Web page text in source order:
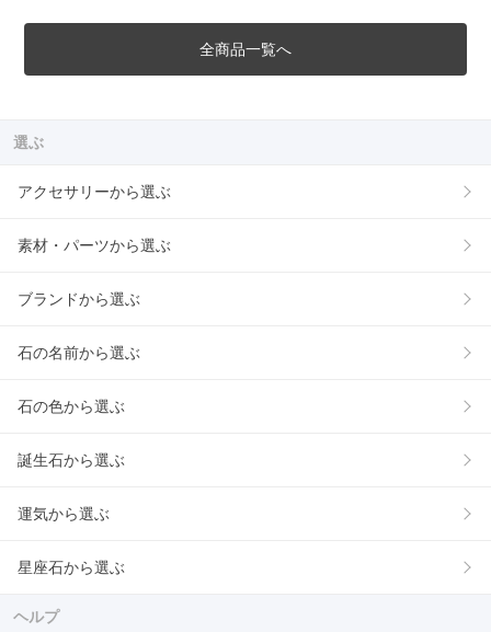
全商品一覧へ
選ぶ
アクセサリーから選ぶ
素材・パーツから選ぶ
ブランドから選ぶ
石の名前から選ぶ
石の色から選ぶ
誕生石から選ぶ
運気から選ぶ
星座石から選ぶ
ヘルプ